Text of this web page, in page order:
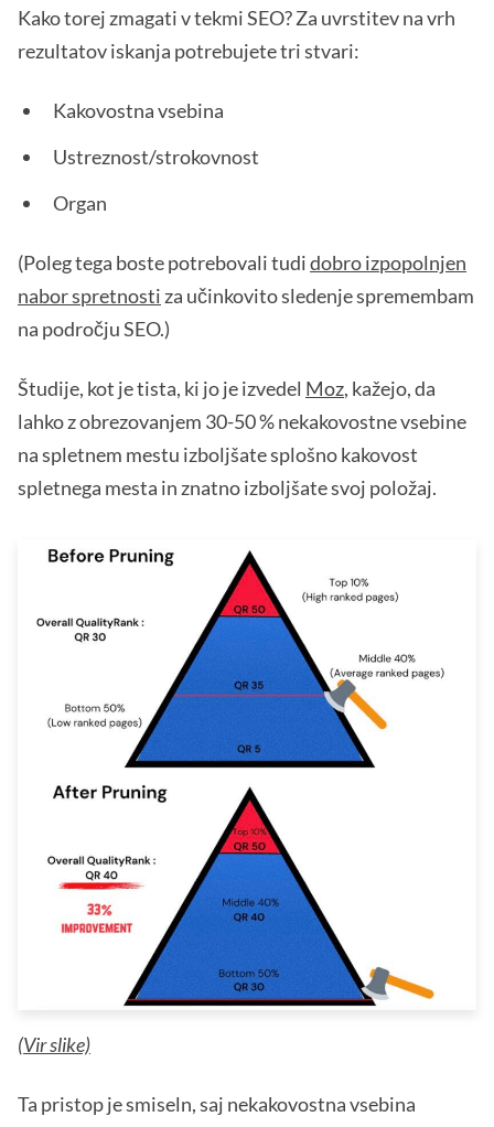
Kako torej zmagati v tekmi SEO? Za uvrstitev na vrh
rezultatov iskanja potrebujete tri stvari:
Kakovostna vsebina
Ustreznost/strokovnost
Organ
(Poleg tega boste potrebovali tudidobro izpopolnjen
nabor spretnosti za učinkovito sledenje spremembam
na področju SEO.)
Študije, kot je tista, ki jo je izvedel Moz, kažejo, da
lahko z obrezovanjem 30-50 % nekakovostne vsebine
na spletnem mestu izboljšate splošno kakovost
spletnega mesta in znatno izboljšate svoj položaj.
(Vir slike)
Ta pristop je smiseln, saj nekakovostna vsebina